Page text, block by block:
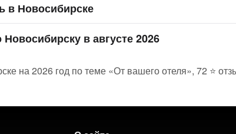
в Новосибирске
в августе 2026
на 2026 год по теме «От вашего отеля», 72 ⭐